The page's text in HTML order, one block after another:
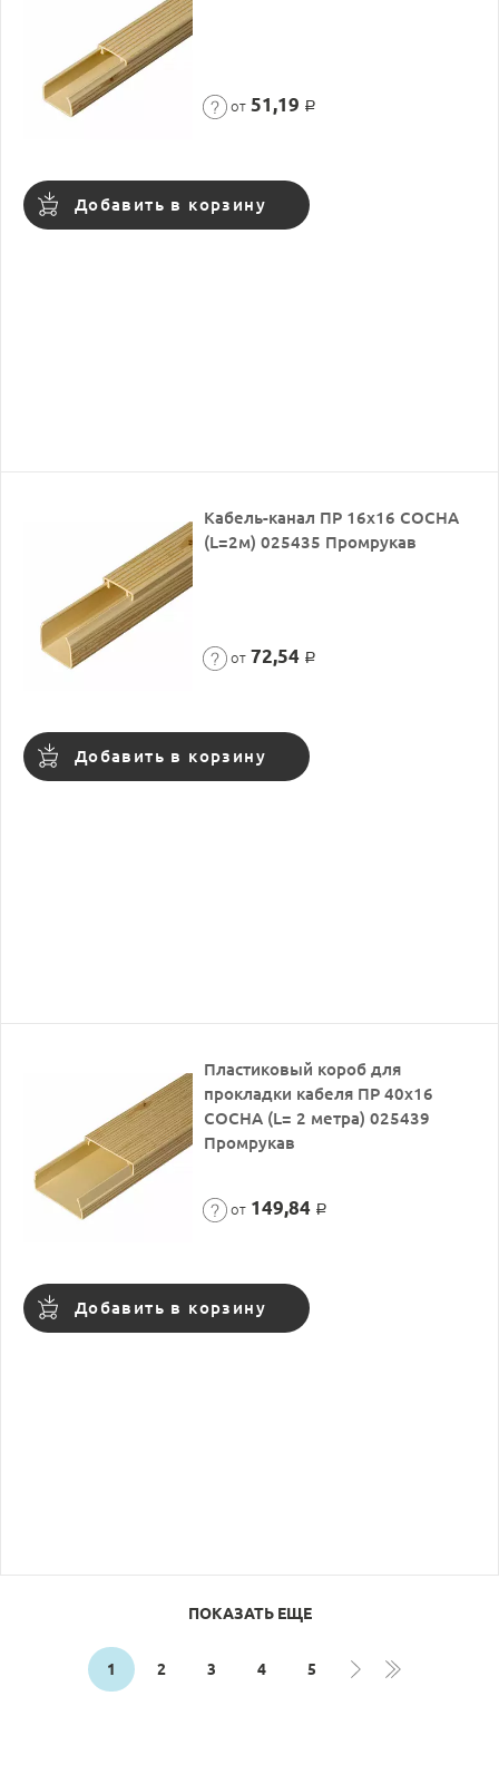
от 51,19 Р
Добавить в корзину
Кабель-канал ПР 16х16 СОСНА
(L=2м) 025435 Промрукав
от 72,54 Р
Добавить в корзину
Пластиковый короб для
прокладки кабеля ПР 40х16
СОСНА (L= 2 метра) 025439
Промрукав
от 149,84 Р
Добавить в корзину
ПОКАЗАТЬ ЕЩЕ
1 2 3 4 5